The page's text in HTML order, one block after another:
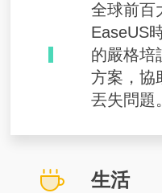
全球前百
EaseUS
的嚴格培
方案，協
丟失問題
生活